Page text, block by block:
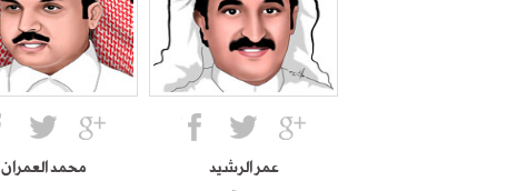
عمر الرشيد محمد العمران